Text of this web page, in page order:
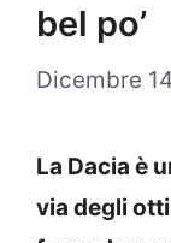
bel po’
Dicembre
La Dacia è
via degli